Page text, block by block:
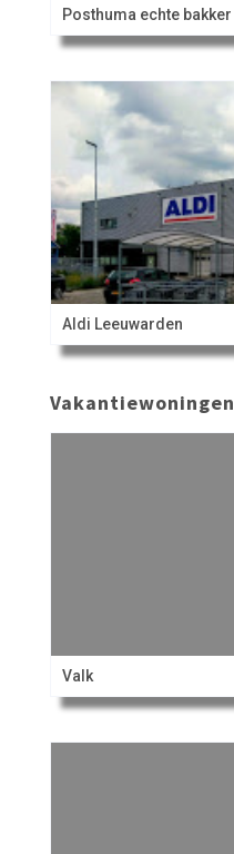
Posthuma echte bakker
Aldi Leeuwarden
Vakantiewoningen
Valk